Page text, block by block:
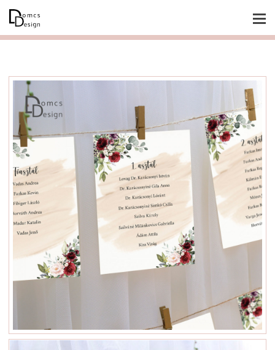
Főoldal
Blog
Esküvő
Baby & gyermek
Poszterek
Lánybúcsú / legénybúcsú
Grafikai tervezés
Fényképes ajándéktárgyak
Rendelés menete
Kapcsolat